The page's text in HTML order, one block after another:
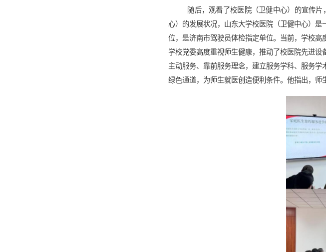
随后，观看了校医院（卫健中心）的宣传
心）的发展状况， 山东大学校医院 （ 卫健中心）是
位，是济南市驾驶员体检指定单位。 当前，学校高
学校党委高度重视师生健康，推动了校医院先进设
主动服务、靠前服务理念，建立服务学科、服务学
绿色通道，为师生就医创造便利条件。他指出，师